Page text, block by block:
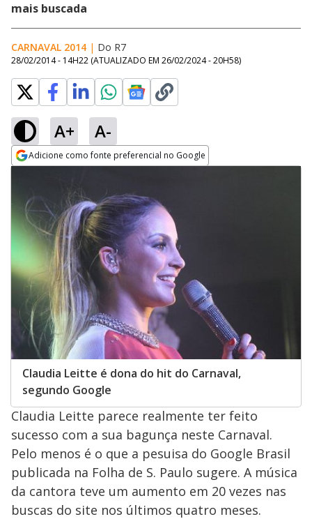
mais buscada
CARNAVAL 2014 | Do R7
28/02/2014 - 14H22 (ATUALIZADO EM 26/02/2024 - 20H58)
A+ A-
Adicione como fonte preferencial no Google
Claudia Leitte é dona do hit do Carnaval,
segundo Google
Claudia Leitte parece realmente ter feito
sucesso com a sua bagunça neste Carnaval.
Pelo menos é o que a pesuisa do Google Brasil
publicada na Folha de S. Paulo sugere. A música
da cantora teve um aumento em 20 vezes nas
buscas do site nos últimos quatro meses.